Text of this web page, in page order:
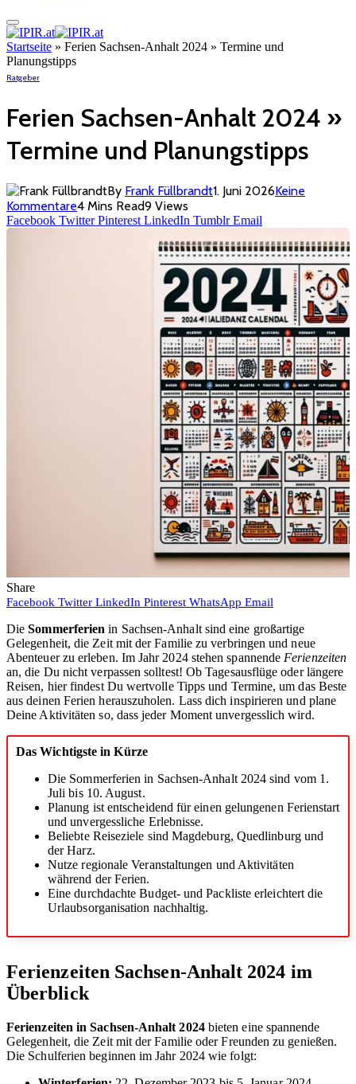
Startseite » Ferien Sachsen-Anhalt 2024 » Termine und
Planungstipps
Ratgeber
Ferien Sachsen-Anhalt 2024 »
Termine und Planungstipps
By Frank Füllbrandt1. Juni 2026Keine
Kommentare4 Mins Read9 Views
Facebook Twitter Pinterest LinkedIn Tumblr Email
Share
Facebook Twitter LinkedIn Pinterest WhatsApp Email
DieSommerferien in Sachsen-Anhalt sind eine großartige
Gelegenheit, die Zeit mit der Familie zu verbringen und neue
Abenteuer zu erleben. Im Jahr 2024 stehen spannende Ferienzeiten
an, die Du nicht verpassen solltest! Ob Tagesausflüge oder längere
Reisen, hier findest Du wertvolle Tipps und Termine, um das Beste
aus deinen Ferien herauszuholen. Lass dich inspirieren und plane
Deine Aktivitäten so, dass jeder Moment unvergesslich wird.
Das Wichtigste in Kürze
Die Sommerferien in Sachsen-Anhalt 2024 sind vom 1.
Juli bis 10. August.
Planung ist entscheidend für einen gelungenen Ferienstart
und unvergessliche Erlebnisse.
Beliebte Reiseziele sind Magdeburg, Quedlinburg und
der Harz.
Nutze regionale Veranstaltungen und Aktivitäten
während der Ferien.
Eine durchdachte Budget- und Packliste erleichtert die
Urlaubsorganisation nachhaltig.
Ferienzeiten Sachsen-Anhalt 2024 im
Überblick
Ferienzeiten in Sachsen-Anhalt 2024bieten eine spannende
Gelegenheit, die Zeit mit der Familie oder Freunden zu genießen.
Die Schulferien beginnen im Jahr 2024 wie folgt: